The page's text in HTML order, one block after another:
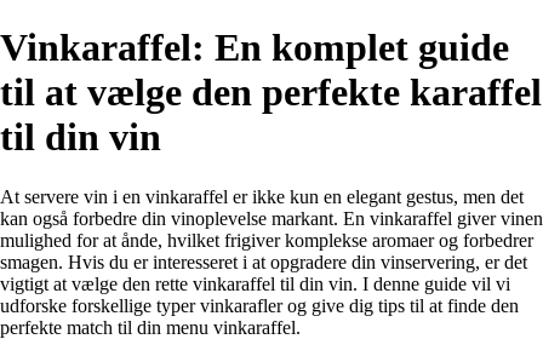
Vinkaraffel: En komplet guide
til at vælge den perfekte karaffel
til din vin
At servere vin i en vinkaraffel er ikke kun en elegant gestus, men det
kan også forbedre din vinoplevelse markant. En vinkaraffel giver vinen
mulighed for at ånde, hvilket frigiver komplekse aromaer og forbedrer
smagen. Hvis du er interesseret i at opgradere din vinservering, er det
vigtigt at vælge den rette vinkaraffel til din vin. I denne guide vil vi
udforske forskellige typer vinkarafler og give dig tips til at finde den
perfekte match til din menu vinkaraffel.